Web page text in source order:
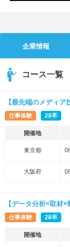
企業情報
コース一覧
【最先端のメディ
仕事体験 28卒
開催地
東京都
大阪府
【データ分析×取材
仕事体験 28卒
開催地